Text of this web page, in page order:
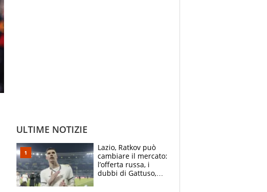
ULTIME NOTIZIE
Lazio, Ratkov può
cambiare il mercato:
l’offerta russa, i
dubbi di Gattuso,